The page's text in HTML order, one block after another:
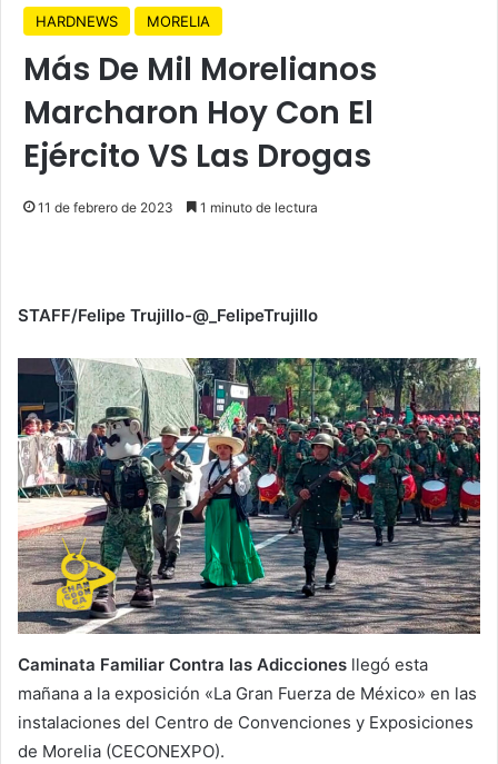
HARDNEWS MORELIA
Más De Mil Morelianos
Marcharon Hoy Con El
Ejército VS Las Drogas
11 de febrero de 2023 1 minuto de lectura
STAFF/Felipe Trujillo-@_FelipeTrujillo
Caminata Familiar Contra las Adicciones llegó esta
mañana a la exposición «La Gran Fuerza de México» en las
instalaciones del Centro de Convenciones y Exposiciones
de Morelia (CECONEXPO).